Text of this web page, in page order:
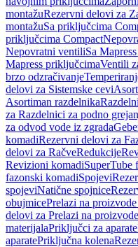
montažuRezervni delovi za
montažuSa priključcima
priključcima Compact
Nepovratni ventiliSa
Mapress priključcimaVentili
brzo odzračivanje
delovi za Sistemske cevi
Asortiman razdelnika
za Razdelnici za podno
za odvod vode iz zgrada
komadiRezervni delovi za
delovi za RačveRedukcije
Revizioni komadiSuperTube
fazonski komadiSpojevi
spojeviNatične spojnice
obujmicePrelazi na
delovi za Prelazi na
materijalaPriključci za aparate
aparatePriključna kolena